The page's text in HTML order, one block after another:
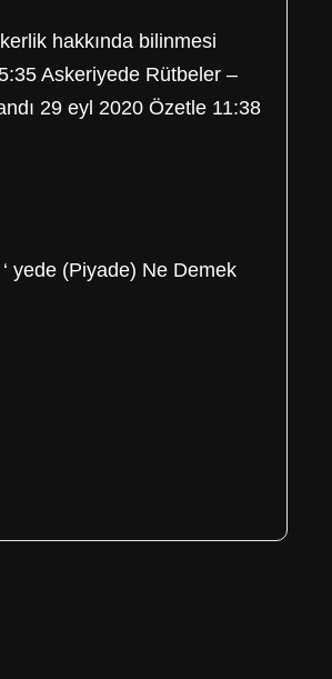
hakkında bilinmesi
Askeriyede Rütbeler –
29 eyl 2020 Özetle 11:38
yede (Piyade) Ne Demek